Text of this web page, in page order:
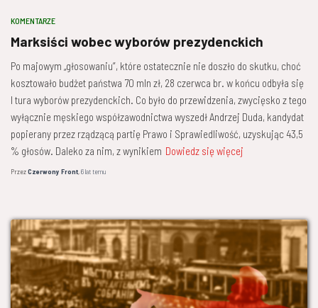
KOMENTARZE
Marksiści wobec wyborów prezydenckich
Po majowym „głosowaniu”, które ostatecznie nie doszło do skutku, choć
kosztowało budżet państwa 70 mln zł, 28 czerwca br. w końcu odbyła się
I tura wyborów prezydenckich. Co było do przewidzenia, zwycięsko z tego
wyłącznie męskiego współzawodnictwa wyszedł Andrzej Duda, kandydat
popierany przez rządzącą partię Prawo i Sprawiedliwość, uzyskując 43,5
% głosów. Daleko za nim, z wynikiem Dowiedz się więcej
PrzezCzerwony Front,6 lattemu